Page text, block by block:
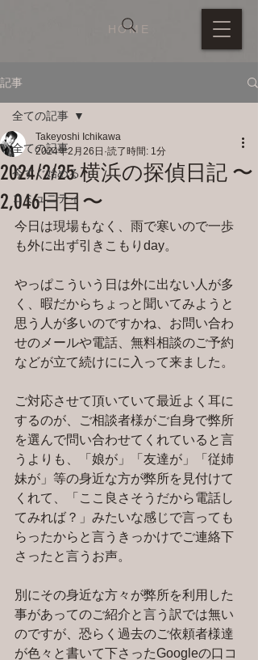
HOME
記事
全ての記事
今すぐ始める
コミュニティ
全ての記事
2024/2/25 横浜の探偵日記 〜
2,046日目〜
Takeyoshi Ichikawa
2024年2月26日 読了時間: 1分
今日は現場もなく、雨で寒いので一歩
も外に出ず引きこもりday。
やっぱこういう日は外に出ない人が多
く、暇だからちょっと聞いてみようと
思う人が多いのですかね、お問い合わ
せのメールや電話、無料相談のご予約
などが立て続けにに入って来ました。
ご対応させて頂いていて最近よく耳に
するのが、ご相談者様がご自身で弊所
を選んで問い合わせてくれていると言
うよりも、「娘が」「友達が」「従姉
妹が」等の身近な方が弊所を見付けて
くれて、「ここ良さそうだから電話し
てみれば？」みたいな感じで言っても
らったからと言うきっかけでご連絡下
さったと言うお声。
別にその身近な方々が弊所を利用した
事があってのご紹介と言う訳では無い
のですが、恐らく過去のご依頼者様達
が色々と書いて下さったGoogleの口コ